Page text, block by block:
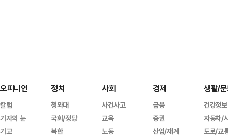
오피니언
칼럼
기자의 눈
기고
정치
청와대
국회/정당
북한
사회
사건사고
교육
노동
경제
금융
증권
산업/재계
생활/
건강정보
자동차/
도로/교